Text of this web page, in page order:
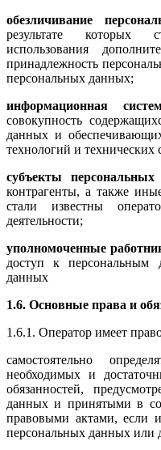
обезличивание
результате которых
использования
принадлежность
персональных данных;
информационная
совокупность
данных и
технологий и технических
субъекты
контрагенты, а также
стали известны
деятельности;
уполномоченные
доступ к персональным
данных
1.6. Основные права и
1.6.1. Оператор имеет
самостоятельно
необходимых и
обязанностей,
данных и принятыми в
правовыми актами, если
персональных данных или